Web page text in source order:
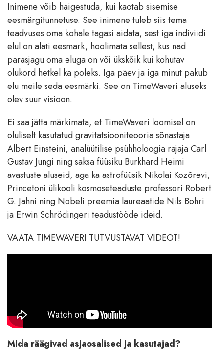
Inimene võib haigestuda, kui kaotab sisemise
eesmärgitunnetuse. See inimene tuleb siis tema
teadvuses oma kohale tagasi aidata, sest iga indiviidi
elul on alati eesmärk, hoolimata sellest, kus nad
parasjagu oma eluga on või ükskõik kui kohutav
olukord hetkel ka poleks. Iga päev ja iga minut pakub
elu meile seda eesmärki. See on TimeWaveri aluseks
olev suur visioon.
Ei saa jätta märkimata, et TimeWaveri loomisel on
oluliselt kasutatud gravitatsiooniteooria sõnastaja
Albert Einsteini, analüütilise psühholoogia rajaja Carl
Gustav Jungi ning saksa füüsiku Burkhard Heimi
avastuste aluseid, aga ka astrofüüsik Nikolai Kozõrevi,
Princetoni ülikooli kosmoseteaduste professori Robert
G. Jahni ning Nobeli preemia laureaatide Nils Bohri
ja Erwin Schrödingeri teadustööde ideid.
VAATA TIMEWAVERI TUTVUSTAVAT VIDEOT!
Mida räägivad asjaosalised ja kasutajad?